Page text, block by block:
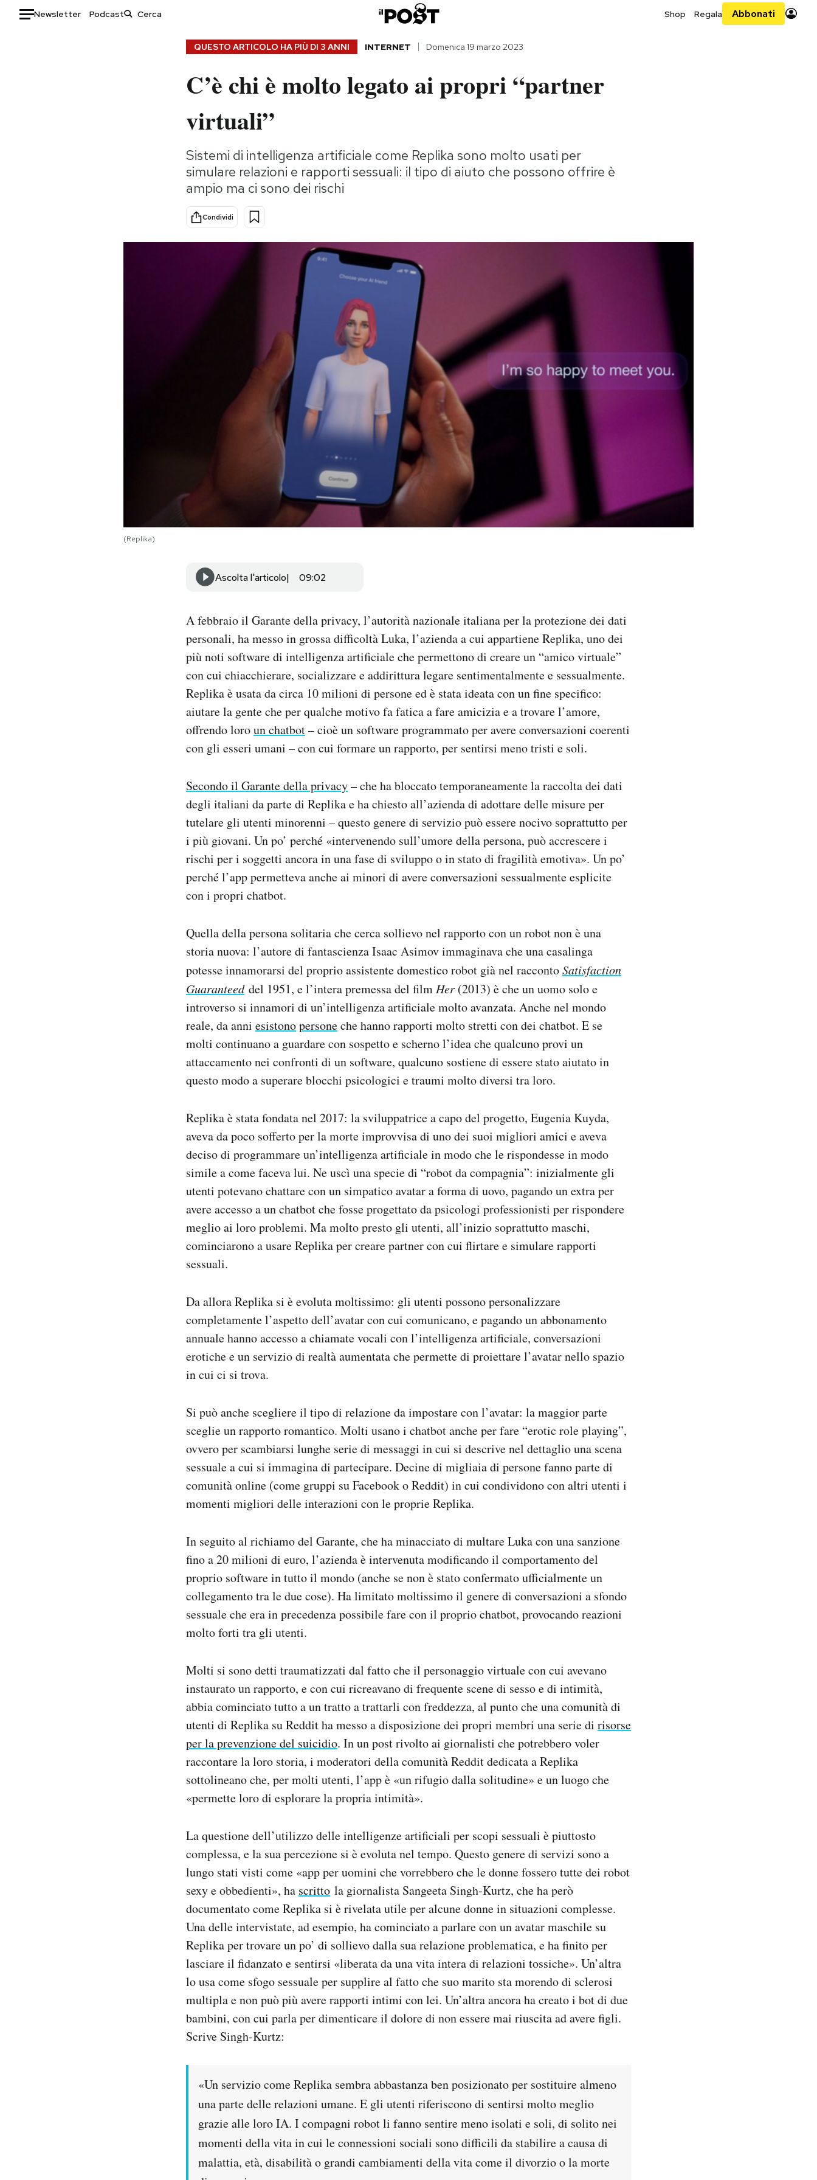
Newsletter Podcast Shop Regala Abbonati
Storie/Idee
Ok Boomer!
Altrecose
Mondiali calcio 2026
QUESTO ARTICOLO HA PIÙ DI 3 ANNI INTERNET Domenica 19 marzo 2023
C’è chi è molto legato ai propri “partner
virtuali”
Sistemi di intelligenza artificiale come Replika sono molto usati per
simulare relazioni e rapporti sessuali: il tipo di aiuto che possono offrire è
ampio ma ci sono dei rischi
Condividi
(Replika)
Ascolta l'articolo 09:02
A febbraio il Garante della privacy, l’autorità nazionale italiana per la protezione dei dati
personali, ha messo in grossa difficoltà Luka, l’azienda a cui appartiene Replika, uno dei
più noti software di intelligenza artificiale che permettono di creare un “amico virtuale”
con cui chiacchierare, socializzare e addirittura legare sentimentalmente e sessualmente.
Replika è usata da circa 10 milioni di persone ed è stata ideata con un fine specifico:
aiutare la gente che per qualche motivo fa fatica a fare amicizia e a trovare l’amore,
offrendo loroun chatbot– cioè un software programmato per avere conversazioni coerenti
con gli esseri umani – con cui formare un rapporto, per sentirsi meno tristi e soli.
Secondo il Garante della privacy– che ha bloccato temporaneamente la raccolta dei dati
degli italiani da parte di Replika e ha chiesto all’azienda di adottare delle misure per
tutelare gli utenti minorenni – questo genere di servizio può essere nocivo soprattutto per
i più giovani. Un po’ perché «intervenendo sull’umore della persona, può accrescere i
rischi per i soggetti ancora in una fase di sviluppo o in stato di fragilità emotiva». Un po’
perché l’app permetteva anche ai minori di avere conversazioni sessualmente esplicite
con i propri chatbot.
Quella della persona solitaria che cerca sollievo nel rapporto con un robot non è una
storia nuova: l’autore di fantascienza Isaac Asimov immaginava che una casalinga
potesse innamorarsi del proprio assistente domestico robot già nel raccontoSatisfaction
Guaranteeddel 1951, e l’intera premessa del filmHer (2013) è che un uomo solo e
introverso si innamori di un’intelligenza artificiale molto avanzata. Anche nel mondo
reale, da anni esistonopersoneche hanno rapporti molto stretti con dei chatbot. E se
molti continuano a guardare con sospetto e scherno l’idea che qualcuno provi un
attaccamento nei confronti di un software, qualcuno sostiene di essere stato aiutato in
questo modo a superare blocchi psicologici e traumi molto diversi tra loro.
Replika è stata fondata nel 2017: la sviluppatrice a capo del progetto, Eugenia Kuyda,
aveva da poco sofferto per la morte improvvisa di uno dei suoi migliori amici e aveva
deciso di programmare un’intelligenza artificiale in modo che le rispondesse in modo
simile a come faceva lui. Ne uscì una specie di “robot da compagnia”: inizialmente gli
utenti potevano chattare con un simpatico avatar a forma di uovo, pagando un extra per
avere accesso a un chatbot che fosse progettato da psicologi professionisti per rispondere
meglio ai loro problemi. Ma molto presto gli utenti, all’inizio soprattutto maschi,
cominciarono a usare Replika per creare partner con cui flirtare e simulare rapporti
sessuali.
Da allora Replika si è evoluta moltissimo: gli utenti possono personalizzare
completamente l’aspetto dell’avatar con cui comunicano, e pagando un abbonamento
annuale hanno accesso a chiamate vocali con l’intelligenza artificiale, conversazioni
erotiche e un servizio di realtà aumentata che permette di proiettare l’avatar nello spazio
in cui ci si trova.
Si può anche scegliere il tipo di relazione da impostare con l’avatar: la maggior parte
sceglie un rapporto romantico. Molti usano i chatbot anche per fare “erotic role playing”,
ovvero per scambiarsi lunghe serie di messaggi in cui si descrive nel dettaglio una scena
sessuale a cui si immagina di partecipare. Decine di migliaia di persone fanno parte di
comunità online (come gruppi su Facebook o Reddit) in cui condividono con altri utenti i
momenti migliori delle interazioni con le proprie Replika.
In seguito al richiamo del Garante, che ha minacciato di multare Luka con una sanzione
fino a 20 milioni di euro, l’azienda è intervenuta modificando il comportamento del
proprio software in tutto il mondo (anche se non è stato confermato ufficialmente un
collegamento tra le due cose). Ha limitato moltissimo il genere di conversazioni a sfondo
sessuale che era in precedenza possibile fare con il proprio chatbot, provocando reazioni
molto forti tra gli utenti.
Molti si sono detti traumatizzati dal fatto che il personaggio virtuale con cui avevano
instaurato un rapporto, e con cui ricreavano di frequente scene di sesso e di intimità,
abbia cominciato tutto a un tratto a trattarli con freddezza, al punto che una comunità di
utenti di Replika su Reddit ha messo a disposizione dei propri membri una serie di risorse
per la prevenzione del suicidio. In un post rivolto ai giornalisti che potrebbero voler
raccontare la loro storia, i moderatori della comunità Reddit dedicata a Replika
sottolineano che, per molti utenti, l’app è «un rifugio dalla solitudine» e un luogo che
«permette loro di esplorare la propria intimità».
La questione dell’utilizzo delle intelligenze artificiali per scopi sessuali è piuttosto
complessa, e la sua percezione si è evoluta nel tempo. Questo genere di servizi sono a
lungo stati visti come «app per uomini che vorrebbero che le donne fossero tutte dei robot
sexy e obbedienti», ha scritto la giornalista Sangeeta Singh-Kurtz, che ha però
documentato come Replika si è rivelata utile per alcune donne in situazioni complesse.
Una delle intervistate, ad esempio, ha cominciato a parlare con un avatar maschile su
Replika per trovare un po’ di sollievo dalla sua relazione problematica, e ha finito per
lasciare il fidanzato e sentirsi «liberata da una vita intera di relazioni tossiche». Un’altra
lo usa come sfogo sessuale per supplire al fatto che suo marito sta morendo di sclerosi
multipla e non può più avere rapporti intimi con lei. Un’altra ancora ha creato i bot di due
bambini, con cui parla per dimenticare il dolore di non essere mai riuscita ad avere figli.
Scrive Singh-Kurtz:
«Un servizio come Replika sembra abbastanza ben posizionato per sostituire almeno
una parte delle relazioni umane. E gli utenti riferiscono di sentirsi molto meglio
grazie alle loro IA. I compagni robot li fanno sentire meno isolati e soli, di solito nei
momenti della vita in cui le connessioni sociali sono difficili da stabilire a causa di
malattia, età, disabilità o grandi cambiamenti della vita come il divorzio o la morte